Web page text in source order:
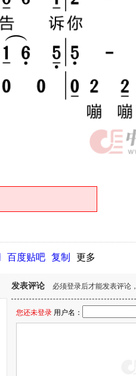
百度贴吧 复制 更多
发表评论 必须登录后才能发表评论，
您还未登录 用户名：